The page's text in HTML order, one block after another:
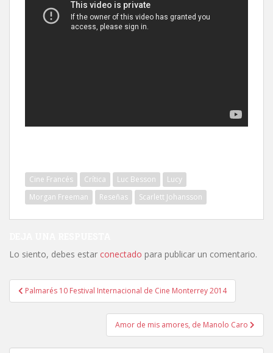
Cine Francés Crítica Luc Besson
Lucy
Morgan Freeman
Reseñas Scarlett Johansson
Lo siento, debes estar conectado para publicar un comentario.
Navegación
de
Palmarés 10 Festival Internacional de Cine Monterrey 2014
Amor de mis amores, de Manolo Caro